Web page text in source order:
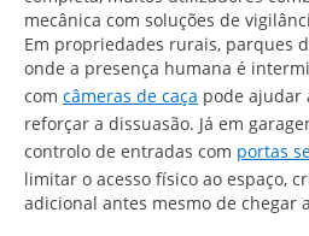
mecânica com soluções de
Em propriedades rurais, parques
onde a presença humana é
com câmeras de caça pode ajudar
reforçar a dissuasão. Já em
controlo de entradas com portas
limitar o acesso físico ao espaço,
adicional antes mesmo de chegar